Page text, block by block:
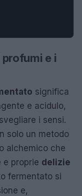
e i
significa
e acidulo,
i sensi.
solo un metodo
alchemico che
e proprie delizie
fermentato si
e,